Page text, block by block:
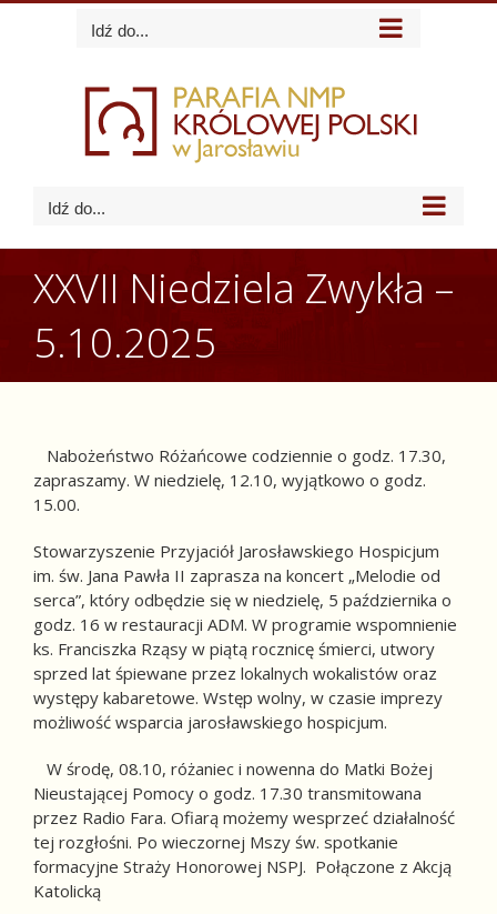
Idź do...
Idź do...
XXVII Niedziela Zwykła –
5.10.2025
Nabożeństwo Różańcowe codziennie o godz. 17.30,
zapraszamy. W niedzielę, 12.10, wyjątkowo o godz.
15.00.
Stowarzyszenie Przyjaciół Jarosławskiego Hospicjum
im. św. Jana Pawła II zaprasza na koncert „Melodie od
serca”, który odbędzie się w niedzielę, 5 października o
godz. 16 w restauracji ADM. W programie wspomnienie
ks. Franciszka Rząsy w piątą rocznicę śmierci, utwory
sprzed lat śpiewane przez lokalnych wokalistów oraz
występy kabaretowe. Wstęp wolny, w czasie imprezy
możliwość wsparcia jarosławskiego hospicjum.
W środę, 08.10, różaniec i nowenna do Matki Bożej
Nieustającej Pomocy o godz. 17.30 transmitowana
przez Radio Fara. Ofiarą możemy wesprzeć działalność
tej rozgłośni. Po wieczornej Mszy św. spotkanie
formacyjne Straży Honorowej NSPJ. Połączone z Akcją
Katolicką